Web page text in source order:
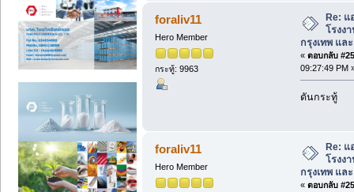
foraliv11
Hero Member
กระทู้: 9963
Re: แ
โรงง
กรุงเทพ แล
« ตอบกลับ
09:27:49 PM
ดันกระทู้
foraliv11
Hero Member
Re: แ
โรงง
กรุงเทพ แล
« ตอบกลับ